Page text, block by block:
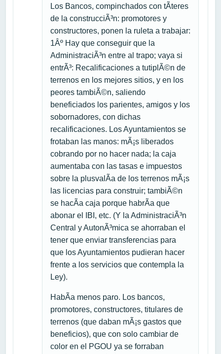
Los Bancos, compinchados con tÃ­teres
de la construcciÃ³n: promotores y
constructores, ponen la ruleta a trabajar:
1Âº Hay que conseguir que la
AdministraciÃ³n entre al trapo; vaya si
entrÃ³: Recalificaciones a tutiplÃ©n de
terrenos en los mejores sitios, y en los
peores tambiÃ©n, saliendo
beneficiados los parientes, amigos y los
sobornadores, con dichas
recalificaciones. Los Ayuntamientos se
frotaban las manos: mÃ¡s liberados
cobrando por no hacer nada; la caja
aumentaba con las tasas e impuestos
sobre la plusvalÃ­a de los terrenos mÃ¡s
las licencias para construir; tambiÃ©n
se hacÃ­a caja porque habrÃ­a que
abonar el IBI, etc. (Y la AdministraciÃ³n
Central y AutonÃ³mica se ahorraban el
tener que enviar transferencias para
que los Ayuntamientos pudieran hacer
frente a los servicios que contempla la
Ley).
HabÃ­a menos paro. Los bancos,
promotores, constructores, titulares de
terrenos (que daban mÃ¡s gastos que
beneficios), que con solo cambiar de
color en el PGOU ya se forraban